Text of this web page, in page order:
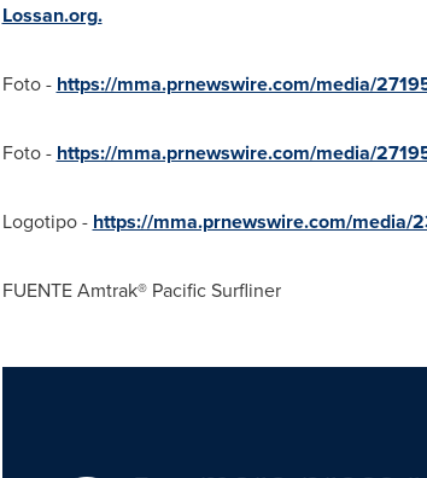
Lossan.org.
Foto - https://mma.prnewswire.com/media/
Foto - https://mma.prnewswire.com/media/
Logotipo - https://mma.prnewswire.com/media/
FUENTE Amtrak® Pacific Surfliner